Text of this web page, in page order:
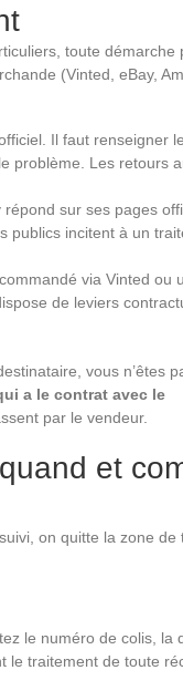
toute démarche
(Vinted, eBay,
Il faut renseigner
problème. Les retours
sur ses pages
publics incitent à un
via Vinted ou
de leviers
vous n’êtes
a le contrat avec le
par le vendeur.
et
on quitte la zone de
le numéro de colis, la
le traitement de toute